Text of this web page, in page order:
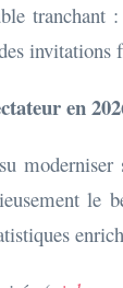
tranchant
invitations
en
le